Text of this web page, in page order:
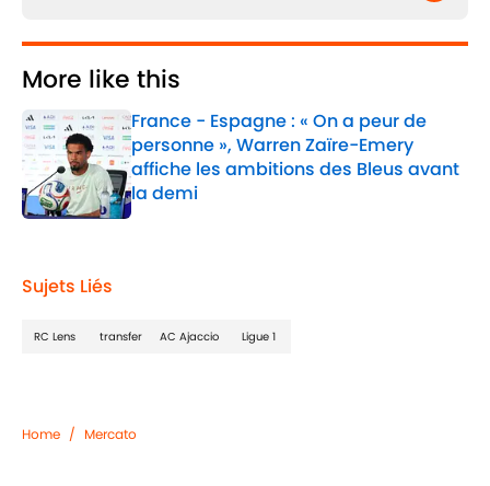
More like this
France - Espagne : « On a peur de
personne », Warren Zaïre-Emery
affiche les ambitions des Bleus avant
la demi
Published by on Invalid Date
Sujets Liés
RC Lens transfer AC Ajaccio Ligue 1
Home / Mercato